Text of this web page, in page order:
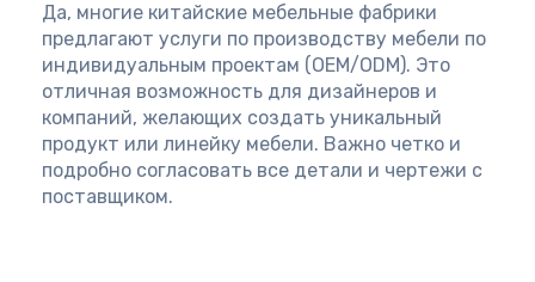
Да, многие китайские мебельные фабрики
предлагают услуги по производству мебели по
индивидуальным проектам (OEM/ODM). Это
отличная возможность для дизайнеров и
компаний, желающих создать уникальный
продукт или линейку мебели. Важно четко и
подробно согласовать все детали и чертежи с
поставщиком.